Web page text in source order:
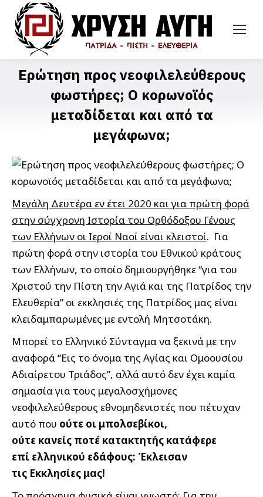
Ερώτηση προς νεοφιλελεύθερους
φωστήρες; Ο κορωνοϊός
μεταδίδεται και από τα
μεγάφωνα;
Μεγάλη Δευτέρα εν έτει 2020 και για πρώτη φορά
στην σύγχρονη Ιστορία του Ορθόδοξου Γένους
των Ελλήνων οι Ιεροί Ναοί είναι κλειστοί. Για
πρώτη φορά στην ιστορία του Εθνικού κράτους
των Ελλήνων, το οποίο δημιουργήθηκε “για του
Χριστού την Πίστη την Αγιά και της Πατρίδος την
Ελευθερία” οι εκκλησιές της Πατρίδος μας είναι
κλειδαμπαρωμένες με εντολή Μητσοτάκη.
Μπορεί το Ελληνικό Σύνταγμα να ξεκινά με την
αναφορά “Εις το όνομα της Αγίας και Ομοουσίου
Αδιαίρετου Τριάδος”, αλλά αυτό δεν έχει καμία
σημασία για τους μεγαλοσχήμονες
νεοφιλελεύθερους εθνομηδενιστές που πέτυχαν
αυτό που ούτε οι μπολσεβίκοι,
ούτε κανείς ποτέ κατακτητής κατάφερε
επί ελληνικού εδάφους: Έκλεισαν
τις Εκκλησίες μας!